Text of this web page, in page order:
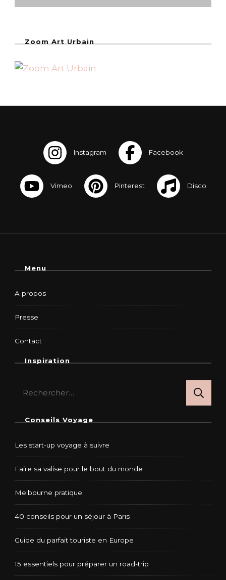
Zoom Art Urbain
Menu
A propos
Presse
Contact
Inspiration
Conseils Voyage
Les start-up voyage à suivre
Faire sa valise pour le bout du monde
Melbourne pratique
40 conseils pour un séjour à Paris
Guide du parfait touriste en Europe
15 essentiels pour préparer un road-trip